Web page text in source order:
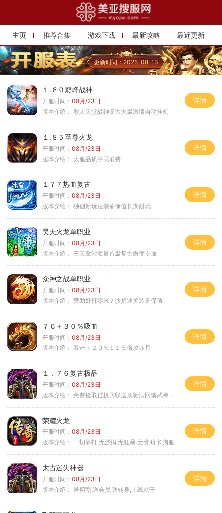
主页 推荐合集 游戏下载 最新攻略 最近更新
更新时间：2025-08-13
１.８０巅峰战神
开服时间： 08月/23日
版本介绍： 散人天堂战神复古火爆激情自动挂机
详情
１.８５至尊火龙
开服时间： 08月/23日
版本介绍： 大服品质平民消费
详情
１７７热血复古
开服时间： 08月/23日
版本介绍： 独创新玩法装备保值长期耐玩
详情
昊天火龙单职业
开服时间： 08月/23日
版本介绍： 三天拿沙海量首爆复古微变专属
详情
众神之战单职业
开服时间： 08月/23日
版本介绍： 赞助好打零米？沙捐通关装备保值
详情
７６＋３０％吸血
开服时间： 08月/23日
版本介绍： 暴击＋２０％１１５倍攻赤月
详情
１．７６复古极品
开服时间： 08月/23日
版本介绍： 免费捡取挂机回収送顶赞满回馈武神之力
详情
荣耀火龙
开服时间： 08月/23日
版本介绍： 一切靠打.无沙捐.无狂暴.无赞助.长期服
详情
太古迷失神器
开服时间： 08月/23日
版本介绍： 送切割,送会员,送转身,上线就干
详情